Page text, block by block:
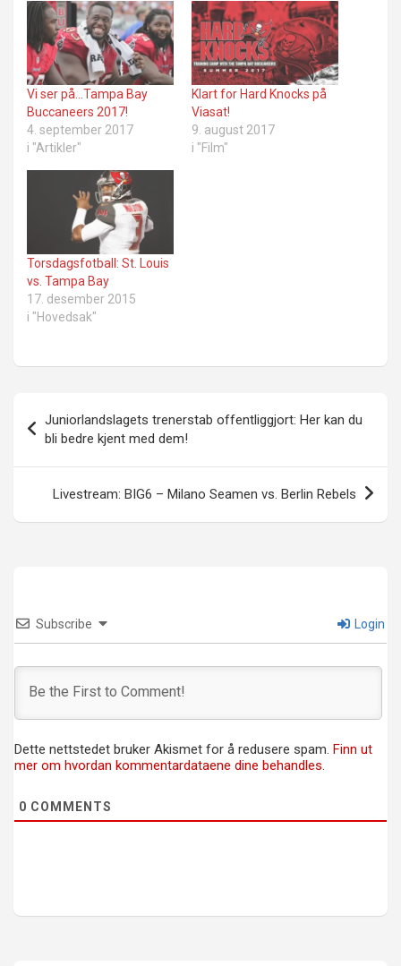
Vi ser på…Tampa Bay
Buccaneers 2017!
4. september 2017
i "Artikler"
Klart for Hard Knocks på
Viasat!
9. august 2017
i "Film"
Torsdagsfotball: St. Louis
vs. Tampa Bay
17. desember 2015
i "Hovedsak"
Juniorlandslagets trenerstab offentliggjort: Her kan du
bli bedre kjent med dem!
Livestream: BIG6 – Milano Seamen vs. Berlin Rebels
Subscribe Login
Dette nettstedet bruker Akismet for å redusere spam. Finn ut
mer om hvordan kommentardataene dine behandles.
0 COMMENTS